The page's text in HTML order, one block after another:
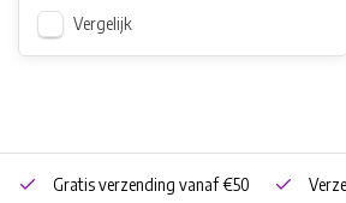
Vergelijk
Gratis verzending vanaf €50